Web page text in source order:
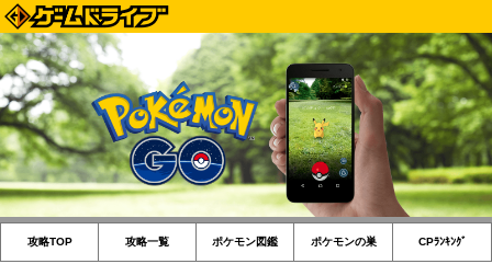
攻略TOP 攻略一覧 ポケモン図鑑 ポケモンの巣 CPﾗﾝｷﾝｸﾞ